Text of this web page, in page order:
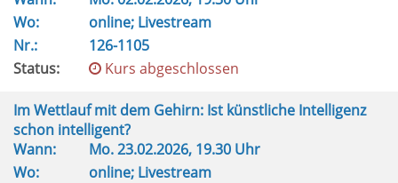
Wo:
online; Livestream
Nr.:
126-1105
Status:
Kurs abgeschlossen
Im Wettlauf mit dem Gehirn: Ist künstliche Intelligenz
schon intelligent?
Wann:
Mo.23.02.2026, 19.30 Uhr
Wo:
online; Livestream